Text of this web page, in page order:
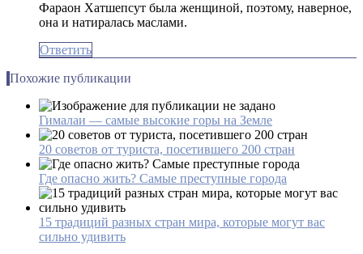
Фараон Хатшепсут была женщиной, поэтому, наверное,
она и натиралась маслами.
Ответить
Похожие публикации
Гималаи — самые высокие горы на Земле
20 советов от туриста, посетившего 200 стран
Где опасно жить? Самые преступные города
15 традиций разных стран мира, которые могут вас
сильно удивить